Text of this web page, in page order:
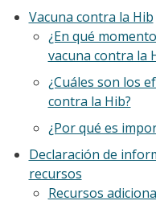
Vacuna contra la Hib
¿En qué
vacuna contra la
¿Cuáles son los
contra la Hib?
¿Por qué es
Declaración de
recursos
Recursos